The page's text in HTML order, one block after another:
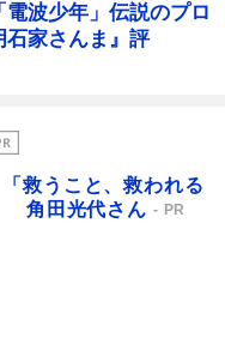
波少年」伝説のプロ
石家さんま』評
「救うこと、救われる
角田光代さん
PR